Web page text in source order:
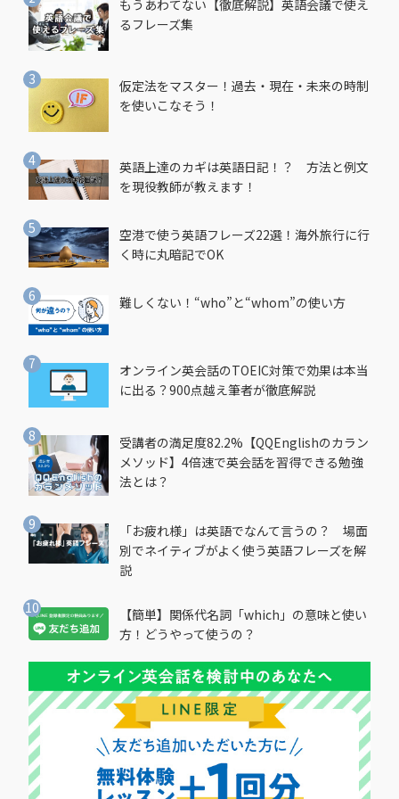
もうあわてない【徹底解説】英語会議で使え
るフレーズ集
仮定法をマスター！過去・現在・未来の時制
を使いこなそう！
英語上達のカギは英語日記！？ 方法と例文
を現役教師が教えます！
空港で使う英語フレーズ22選！海外旅行に行
く時に丸暗記でOK
難しくない！“who”と“whom”の使い方
オンライン英会話のTOEIC対策で効果は本当
に出る？900点越え筆者が徹底解説
受講者の満足度82.2%【QQEnglishのカラン
メソッド】4倍速で英会話を習得できる勉強
法とは？
「お疲れ様」は英語でなんて言うの？ 場面
別でネイティブがよく使う英語フレーズを解
説
【簡単】関係代名詞「which」の意味と使い
方！どうやって使うの？